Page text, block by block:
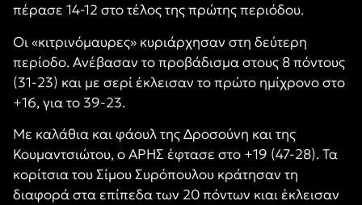
πέρασε 14-12 στο τέλος της πρώτης περιόδου.
Οι «κιτρινόμαυρες» κυριάρχησαν στη δεύτερη
περίοδο. Ανέβασαν το προβάδισμα στους 8 πόντους
(31-23) και με σερί έκλεισαν το πρώτο ημίχρονο στο
+16, για το 39-23.
Με καλάθια και φάουλ της Δροσούνη και της
Κουμαντσιώτου, ο ΑΡΗΣ έφτασε στο +19 (47-28). Τα
κορίτσια του Σίμου Συρόπουλου κράτησαν τη
διαφορά στα επίπεδα των 20 πόντων κιαι έκλεισαν